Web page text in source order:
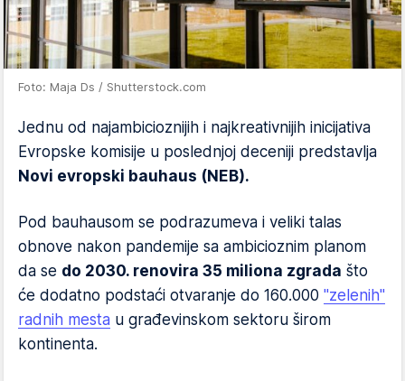
Foto: Maja Ds / Shutterstock.com
Jednu od najambicioznijih i najkreativnijih inicijativa
Evropske komisije u poslednjoj deceniji predstavlja
Novi evropski bauhaus (NEB).
Pod bauhausom se podrazumeva i veliki talas
obnove nakon pandemije sa ambicioznim planom
da se do 2030. renovira 35 miliona zgrada što
će dodatno podstaći otvaranje do 160.000 "zelenih"
radnih mesta u građevinskom sektoru širom
kontinenta.